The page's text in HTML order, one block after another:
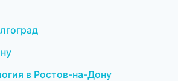
в Ростов-на-Дону